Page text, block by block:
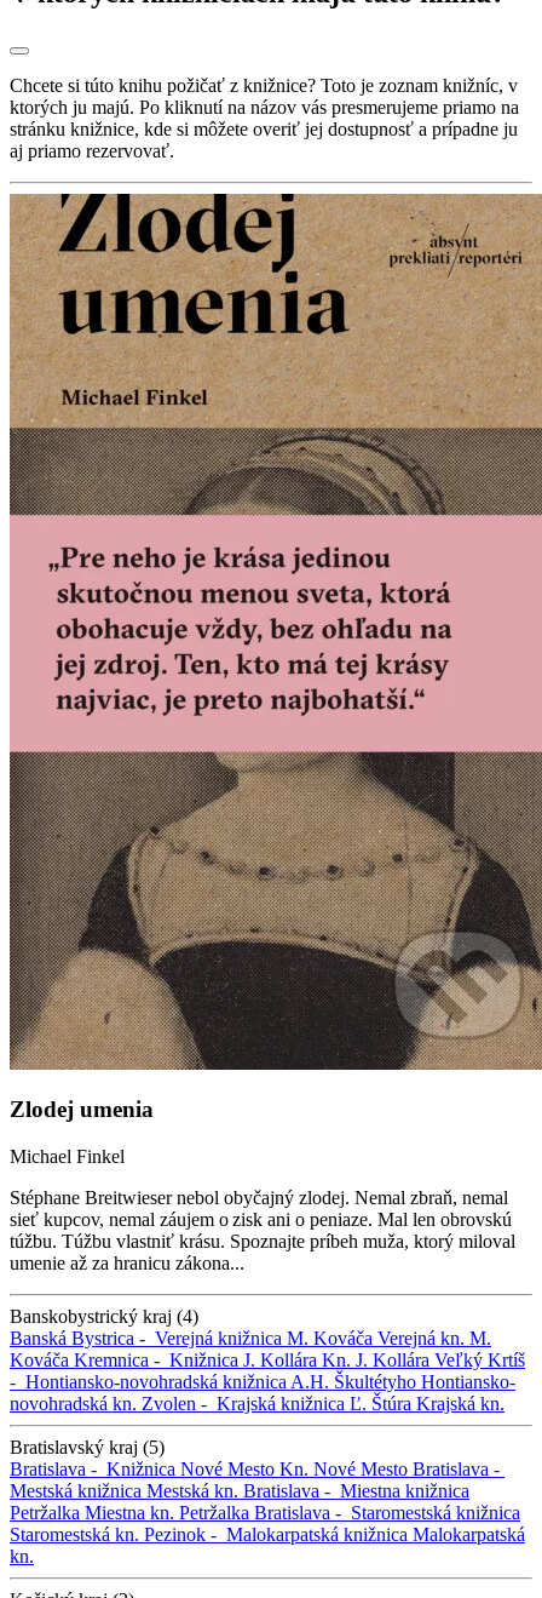
Chcete si túto knihu požičať z knižnice? Toto je zoznam knižníc, v
ktorých ju majú. Po kliknutí na názov vás presmerujeme priamo na
stránku knižnice, kde si môžete overiť jej dostupnosť a prípadne ju
aj priamo rezervovať.
Zlodej umenia
Michael Finkel
Stéphane Breitwieser nebol obyčajný zlodej. Nemal zbraň, nemal
sieť kupcov, nemal záujem o zisk ani o peniaze. Mal len obrovskú
túžbu. Túžbu vlastniť krásu. Spoznajte príbeh muža, ktorý miloval
umenie až za hranicu zákona...
Banskobystrický kraj (4)
Banská Bystrica - Verejná knižnica M. Kováča Verejná kn. M.
Kováča Kremnica - Knižnica J. Kollára Kn. J. Kollára Veľký Krtíš
- Hontiansko-novohradská knižnica A.H. Škultétyho Hontiansko-
novohradská kn. Zvolen - Krajská knižnica Ľ. Štúra Krajská kn.
Bratislavský kraj (5)
Bratislava - Knižnica Nové Mesto Kn. Nové Mesto Bratislava -
Mestská knižnica Mestská kn. Bratislava - Miestna knižnica
Petržalka Miestna kn. Petržalka Bratislava - Staromestská knižnica
Staromestská kn. Pezinok - Malokarpatská knižnica Malokarpatská
kn.